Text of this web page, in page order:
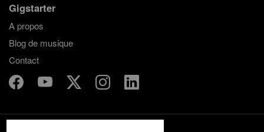
Gigstarter
A propos
Blog de musique
Contact